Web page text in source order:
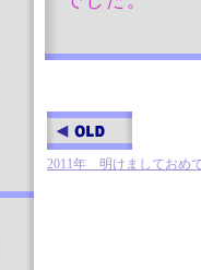
2011年 明けましておめ